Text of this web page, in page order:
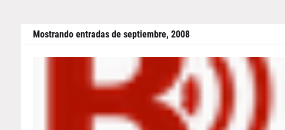
Mostrando entradas de septiembre, 2008